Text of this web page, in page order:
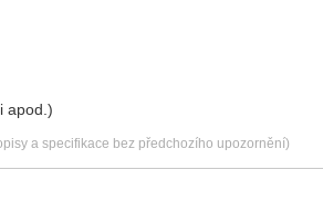
apod.)
a specifikace bez předchozího upozornění)